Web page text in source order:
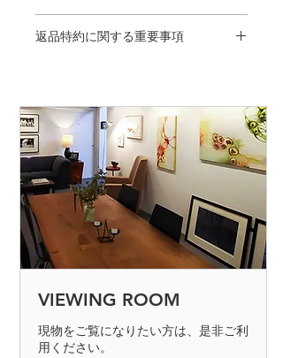
チュラル）透明アクリル使用／フレー
／※商品の色は、ご覧いただいている
ディスプレイの状態により、実物と多
少の違いが生じることがございますの
でご了承ください。
返品特約に関する重要事項
◎発送手違いに関して、送料着払いに
て弊社にお送り下さい。（到着日にご
連絡下さい）
◎商品が不良品の場合、送料着払いに
て弊社にお送り下さい。（到着日にご
連絡下さい）返品商品を確認後、交換
もしくは返金の手続きを取らせて頂き
ます。不良品の判断は、製品を検査し
て不良品と認められた場合のみとなり
ます。商品の返却は7日以内でお願い
致します。
◎お客様の責任で、キズや汚れが生じ
VIEWING ROOM
現物をご覧になりたい方は、是非ご利
用ください。